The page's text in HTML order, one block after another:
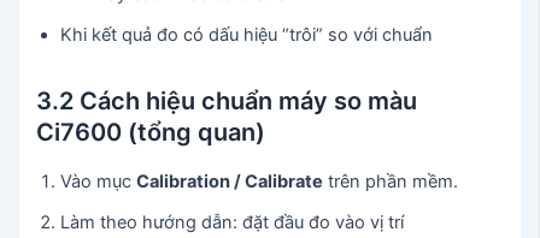
Khi kết quả đo có dấu hiệu “trôi” so với chuẩn
3.2 Cách hiệu chuẩn máy so màu
Ci7600 (tổng quan)
Vào mụcCalibration / Calibrate trên phần mềm.
Làm theo hướng dẫn: đặt đầu đo vào vị trí